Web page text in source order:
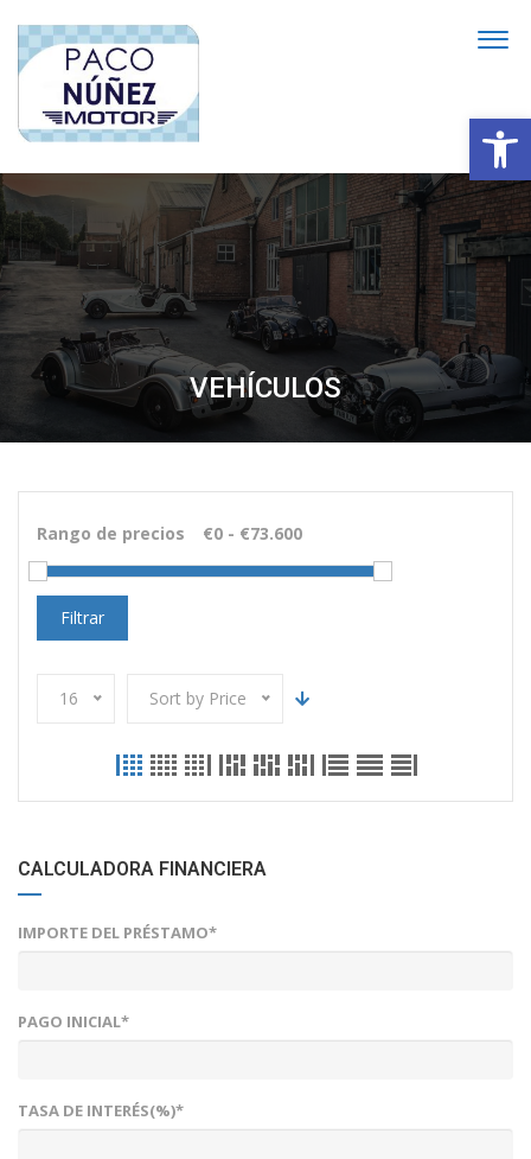
VEHÍCULOS
Rango de precios
Filtrar
16 Sort by Price
CALCULADORA FINANCIERA
IMPORTE DEL PRÉSTAMO*
PAGO INICIAL*
TASA DE INTERÉS(%)*